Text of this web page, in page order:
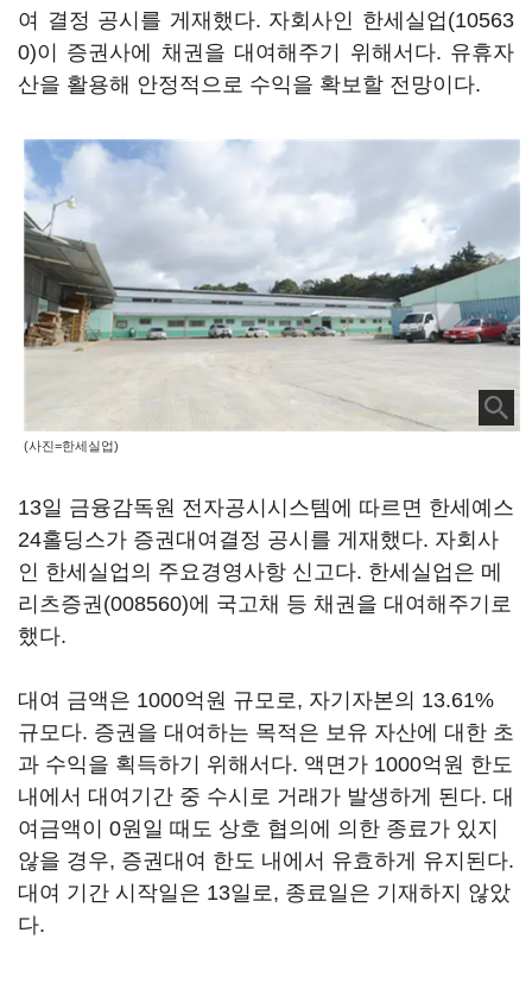
여 결정 공시를 게재했다. 자회사인 한세실업(10563
0)이 증권사에 채권을 대여해주기 위해서다. 유휴자
산을 활용해 안정적으로 수익을 확보할 전망이다.
(사진=한세실업)
13일 금융감독원 전자공시시스템에 따르면 한세예스
24홀딩스가 증권대여결정 공시를 게재했다. 자회사
인 한세실업의 주요경영사항 신고다. 한세실업은 메
리츠증권(008560)에 국고채 등 채권을 대여해주기로
했다.
대여 금액은 1000억원 규모로, 자기자본의 13.61%
규모다. 증권을 대여하는 목적은 보유 자산에 대한 초
과 수익을 획득하기 위해서다. 액면가 1000억원 한도
내에서 대여기간 중 수시로 거래가 발생하게 된다. 대
여금액이 0원일 때도 상호 협의에 의한 종료가 있지
않을 경우, 증권대여 한도 내에서 유효하게 유지된다.
대여 기간 시작일은 13일로, 종료일은 기재하지 않았
다.